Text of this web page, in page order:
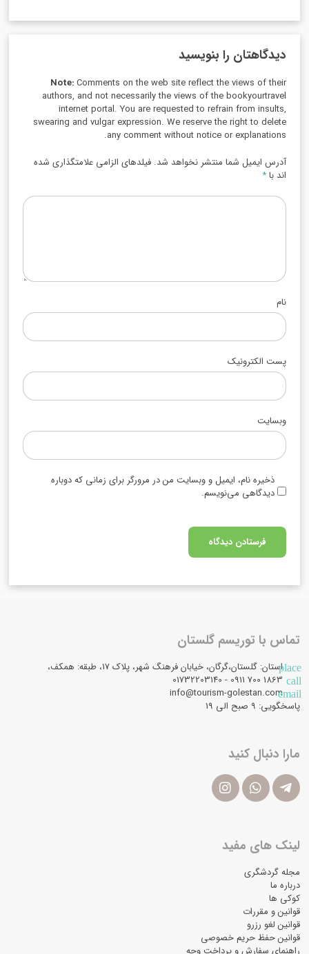
دیدگاهتان را بنویسید
Note:Comments on the web site reflect the views of their
authors, and not necessarily the views of the bookyourtravel
internet portal. You are requested to refrain from insults,
swearing and vulgar expression. We reserve the right to delete
any comment without notice or explanations.
آدرس ایمیل شما منتشر نخواهد شد. فیلدهای الزامی علامتگذاری شده
اند با*
نام
پست الکترونیک
وبسایت
ذخیره نام، ایمیل و وبسایت من در مرورگر برای زمانی که دوباره
دیدگاهی می‌نویسم.
تماس با توریسم گلستان
placeاستان: گلستان،گرگان، خیابان فرهنگ شهر، پلاک 17، طبقه: همکف،
call
email
info@tourism-golestan.com
پاسخگویی: ۹ صبح الی 19
مارا دنبال کنید
لینک های مفید
مجله گردشگری
درباره ما
کوکی ها
قوانین و مقررات
قوانین لغو رزرو
قوانین حفظ حریم خصوصی
راهنمای سفارش و پرداخت وجه